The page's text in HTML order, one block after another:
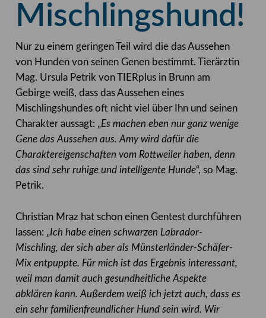
Mischlingshund!
Nur zu einem geringen Teil wird die das Aussehen
von Hunden von seinen Genen bestimmt. Tierärztin
Mag. Ursula Petrik von TIERplus in Brunn am
Gebirge weiß, dass das Aussehen eines
Mischlingshundes oft nicht viel über Ihn und seinen
Charakter aussagt: „Es machen eben nur ganz wenige
Gene das Aussehen aus. Amy wird dafür die
Charaktereigenschaften vom Rottweiler haben, denn
das sind sehr ruhige und intelligente Hunde“, so Mag.
Petrik.
Christian Mraz hat schon einen Gentest durchführen
lassen: „Ich habe einen schwarzen Labrador-
Mischling, der sich aber als Münsterländer-Schäfer-
Mix entpuppte. Für mich ist das Ergebnis interessant,
weil man damit auch gesundheitliche Aspekte
abklären kann. Außerdem weiß ich jetzt auch, dass es
ein sehr familienfreundlicher Hund sein wird. Wir